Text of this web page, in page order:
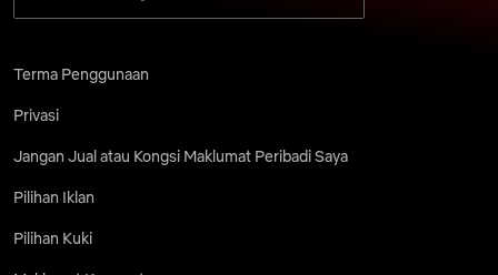
Terma Penggunaan
Privasi
Jangan Jual atau Kongsi Maklumat Peribadi Saya
Pilihan Iklan
Pilihan Kuki